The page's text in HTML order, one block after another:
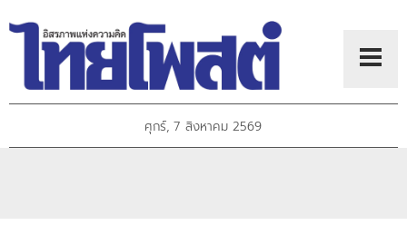
ศุกร์, 7 สิงหาคม 2569